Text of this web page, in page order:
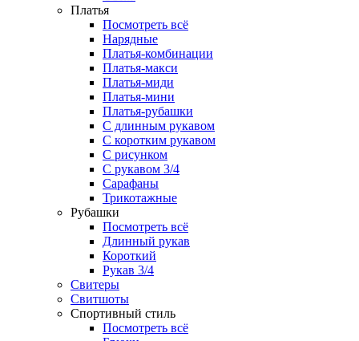
Платья
Посмотреть всё
Нарядные
Платья-комбинации
Платья-макси
Платья-миди
Платья-мини
Платья-рубашки
С длинным рукавом
С коротким рукавом
С рисунком
С рукавом 3/4
Сарафаны
Трикотажные
Рубашки
Посмотреть всё
Длинный рукав
Короткий
Рукав 3/4
Свитеры
Свитшоты
Спортивный стиль
Посмотреть всё